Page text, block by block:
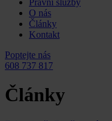
Právní služby
O nás
Články
Kontakt
Poptejte nás
608 737 817
Články